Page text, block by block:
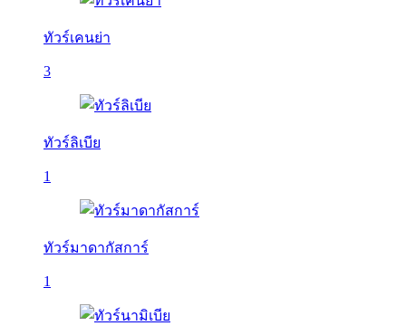
ทัวร์เคนย่า
3
ทัวร์ลิเบีย
1
ทัวร์มาดากัสการ์
1